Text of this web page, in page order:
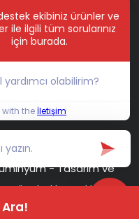
- Tasarım ve
Tüm hakları saklıdır.
ekibiniz ürünler ve
ile ilgili tüm sorularınız
için burada.
yardımcı olabilirim?
with the İletişim